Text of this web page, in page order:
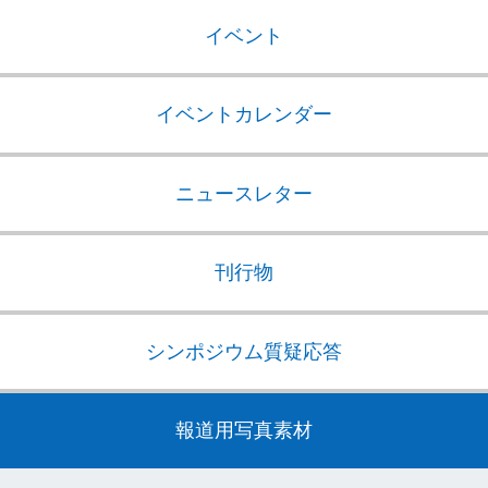
イベント
イベントカレンダー
ニュースレター
刊行物
シンポジウム質疑応答
報道用写真素材